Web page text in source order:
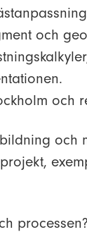
och
och
och